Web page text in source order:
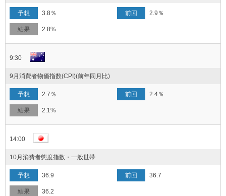
3.8％ 2.9％
2.8%
9:30
9月消費者物価指数(CPI)(前年同月比)
2.7％ 2.4％
2.1%
14:00
10月消費者態度指数・一般世帯
36.9 36.7
36.2